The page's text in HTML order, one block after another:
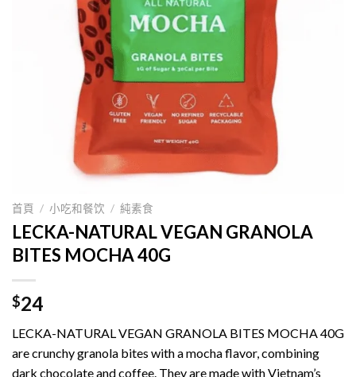
首頁 / 小吃和餐饮 / 純素食
LECKA-NATURAL VEGAN GRANOLA
BITES MOCHA 40G
$24
LECKA-NATURAL VEGAN GRANOLA BITES MOCHA 40G
are crunchy granola bites with a mocha flavor, combining
dark chocolate and coffee. They are made with Vietnam’s